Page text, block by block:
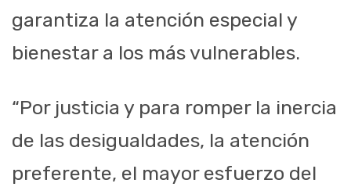
garantiza la atención especial y
bienestar a los más vulnerables.
“Por justicia y para romper la inercia
de las desigualdades, la atención
preferente, el mayor esfuerzo del